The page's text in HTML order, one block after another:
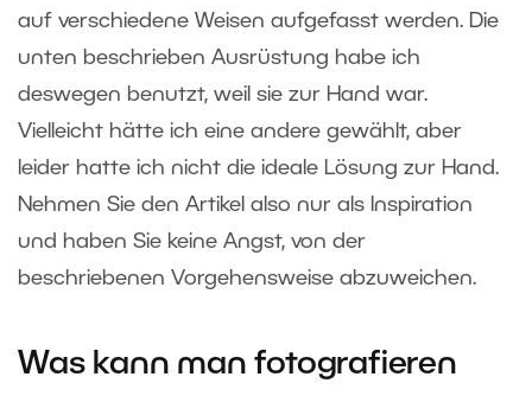
auf verschiedene Weisen aufgefasst werden. Die
unten beschrieben Ausrüstung habe ich
deswegen benutzt, weil sie zur Hand war.
Vielleicht hätte ich eine andere gewählt, aber
leider hatte ich nicht die ideale Lösung zur Hand.
Nehmen Sie den Artikel also nur als Inspiration
und haben Sie keine Angst, von der
beschriebenen Vorgehensweise abzuweichen.
Was kann man fotografieren